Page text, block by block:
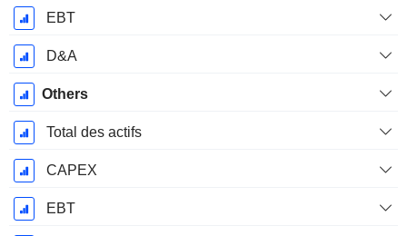
EBT
D&A
Others
Total des actifs
CAPEX
EBT